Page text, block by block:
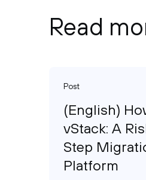
Read
Post
(English)
vStack: A
Step
Platform